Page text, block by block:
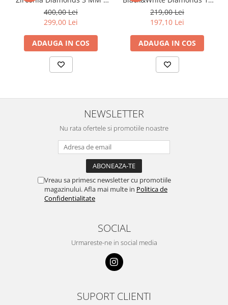
19.5 CM
400,00 Lei
299,00 Lei
ADAUGA IN COS
CM
219,00 Lei
197,10 Lei
ADAUGA IN COS
NEWSLETTER
Nu rata ofertele si promotiile noastre
Vreau sa primesc newsletter cu promotiile
magazinului. Afla mai multe in Politica de
Confidentialitate
SOCIAL
Urmareste-ne in social media
SUPORT CLIENTI